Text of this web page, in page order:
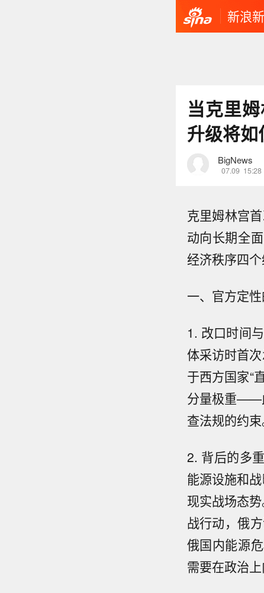
新浪
当克里
升级将如
BigNews
07.09 15:28
克里姆林宫
动向长期全
经济秩序四个
一、官方定
1. 改口时间
体采访时首
于西方国家“
分量极重——
查法规的约束
2. 背后的多
能源设施和
现实战场态
战行动，俄
俄国内能源
需要在政治